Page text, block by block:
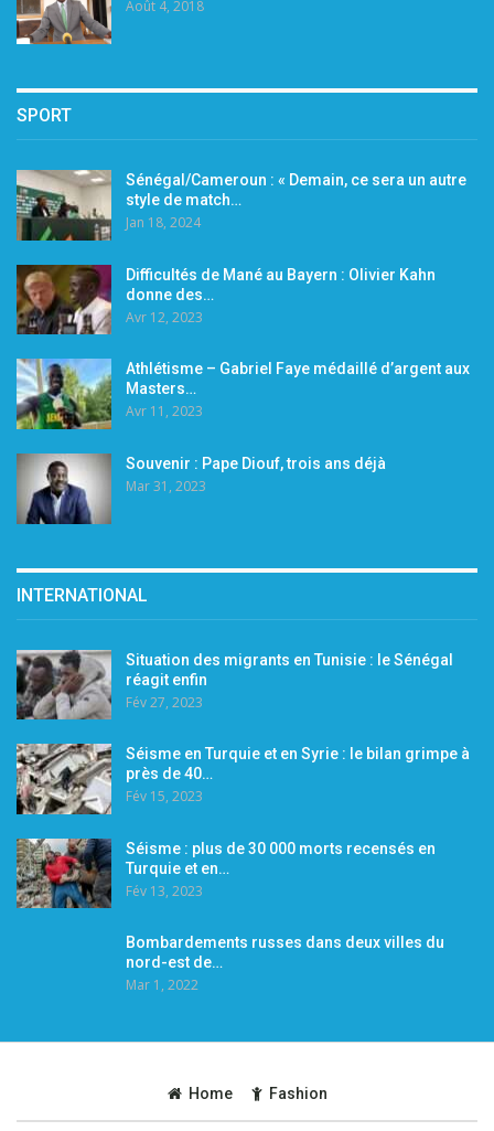
Août 4, 2018
SPORT
Sénégal/Cameroun : « Demain, ce sera un autre
style de match…
Jan 18, 2024
Difficultés de Mané au Bayern : Olivier Kahn
donne des…
Avr 12, 2023
Athlétisme – Gabriel Faye médaillé d’argent aux
Masters…
Avr 11, 2023
Souvenir : Pape Diouf, trois ans déjà
Mar 31, 2023
INTERNATIONAL
Situation des migrants en Tunisie : le Sénégal
réagit enfin
Fév 27, 2023
Séisme en Turquie et en Syrie : le bilan grimpe à
près de 40…
Fév 15, 2023
Séisme : plus de 30 000 morts recensés en
Turquie et en…
Fév 13, 2023
Bombardements russes dans deux villes du
nord-est de…
Mar 1, 2022
Home Fashion